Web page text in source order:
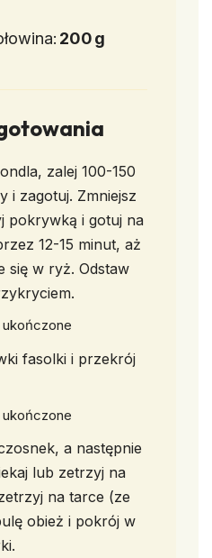
200g
zalej 100-150
i zagotuj. Zmniejsz
pokrywką i gotuj na
12-15 minut, aż
się w ryż. Odstaw
fasolki i przekrój
a następnie
lub zetrzyj na
na tarce (ze
obież i pokrój w